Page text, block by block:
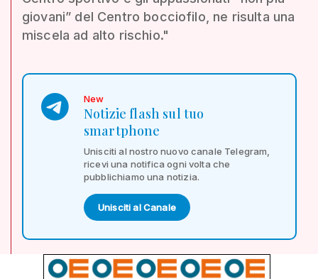
giovani” del Centro bocciofilo, ne risulta una
miscela ad alto rischio."
New
Notizie flash sul tuo
smartphone
Unisciti al nostro nuovo canale Telegram,
ricevi una notifica ogni volta che
pubblichiamo una notizia.
Unisciti al Canale